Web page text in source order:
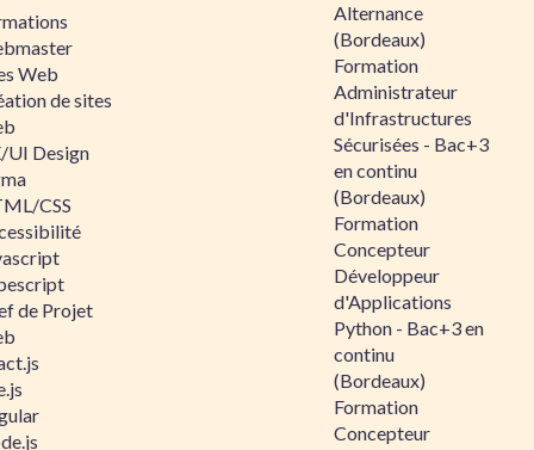
Web
de sites
UI Design
CSS
de Projet
Alternance
(Bordeaux)
Formation
Administrateur
d'Infrastructures
Sécurisées - Bac+3
en continu
(Bordeaux)
Formation
Concepteur
Développeur
d'Applications
Python - Bac+3 en
continu
(Bordeaux)
Formation
Concepteur